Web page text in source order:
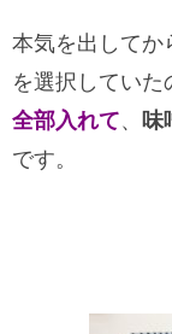
本気を出してか
を選択していた
全部入れて、 味
です。